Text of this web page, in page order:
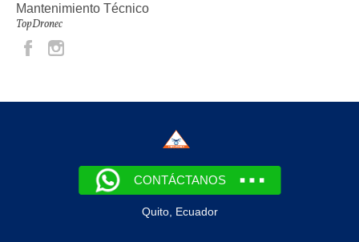
Mantenimiento Técnico
TopDronec
CONTÁCTANOS
Quito, Ecuador